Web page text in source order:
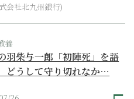
会社北九州銀行)
養
羽柴与一郎「初陣死」を語
どうして守り切れなか…